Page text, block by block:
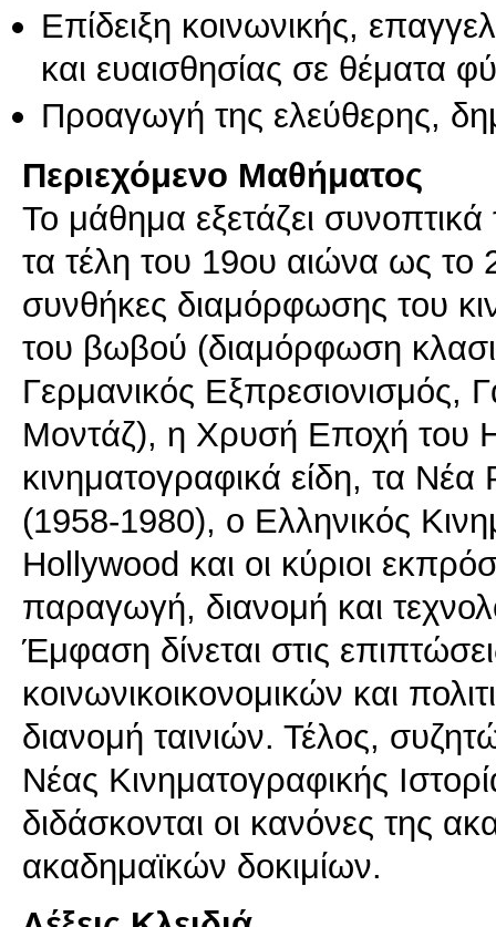
Επίδειξη κοινωνικής,
και ευαισθησίας σε θέματα
Προαγωγή της ελεύθερης,
Περιεχόμενο Μαθήματος
To μάθημα εξετάζει
τα τέλη του 19ου αιώνα ως τo
συνθήκες διαμόρφωσης του
του βωβού (διαμόρφωση
Γερμανικός Εξπρεσιονισμός,
Μοντάζ), η Χρυσή Εποχή του
κινηματογραφικά είδη, τα Νέα
(1958-1980), ο Ελληνικός
Hollywood και οι κύριοι
παραγωγή, διανομή και
Έμφαση δίνεται στις
κοινωνικοικονομικών και
διανομή ταινιών. Τέλος,
Νέας Κινηματογραφικής
διδάσκονται οι κανόνες της
ακαδημαϊκών δοκιμίων.